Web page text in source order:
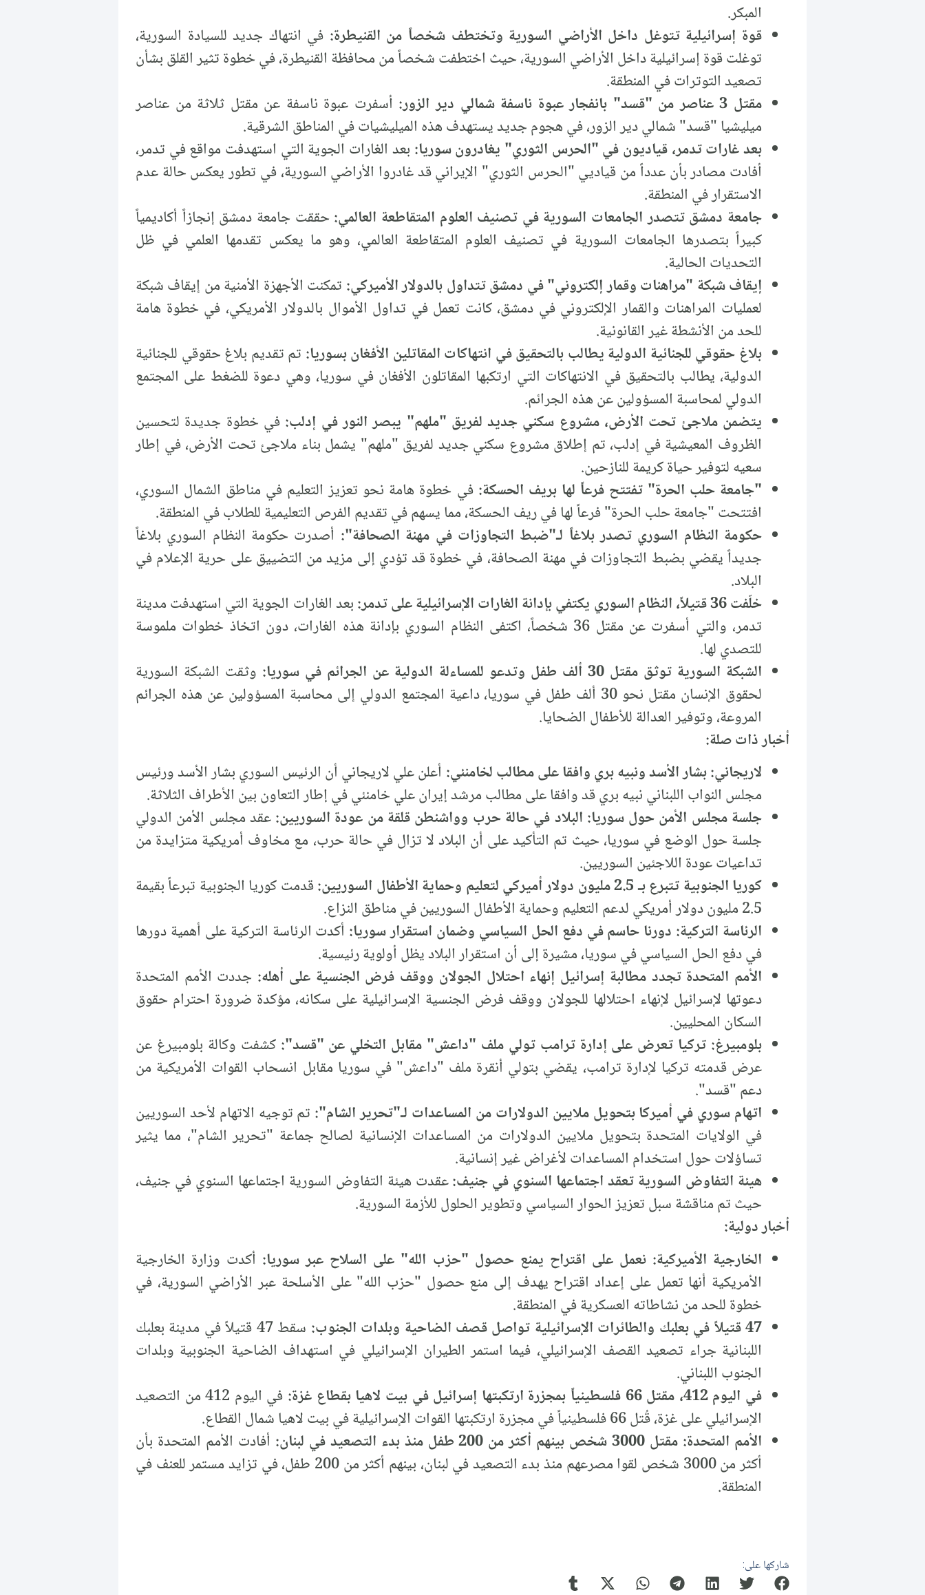
المبكر.
قوة إسرائيلية تتوغل داخل الأراضي السورية وتختطف شخصاً من القنيطرة: في انتهاك جديد للسيادة السورية،
توغلت قوة إسرائيلية داخل الأراضي السورية، حيث اختطفت شخصاً من محافظة القنيطرة، في خطوة تثير القلق بشأن
تصعيد التوترات في المنطقة.
مقتل 3 عناصر من "قسد" بانفجار عبوة ناسفة شمالي دير الزور:
أسفرت عبوة ناسفة عن مقتل ثلاثة من عناصر
ميليشيا "قسد" شمالي دير الزور، في هجوم جديد يستهدف هذه الميليشيات في المناطق الشرقية.
بعد غارات تدمر، قياديون في "الحرس الثوري" يغادرون سوريا: بعد الغارات الجوية التي استهدفت مواقع في تدمر،
أفادت مصادر بأن عدداً من قياديي "الحرس الثوري" الإيراني قد غادروا الأراضي السورية، في تطور يعكس حالة عدم
الاستقرار في المنطقة.
جامعة دمشق تتصدر الجامعات السورية في تصنيف العلوم المتقاطعة العالمي: حققت جامعة دمشق إنجازاً أكاديمياً
كبيراً بتصدرها الجامعات السورية في تصنيف العلوم المتقاطعة العالمي، وهو ما يعكس تقدمها العلمي في ظل
التحديات الحالية.
إيقاف شبكة "مراهنات وقمار إلكتروني" في دمشق تتداول بالدولار الأميركي: تمكنت الأجهزة الأمنية من إيقاف شبكة
لعمليات المراهنات والقمار الإلكتروني في دمشق، كانت تعمل في تداول الأموال بالدولار الأمريكي، في خطوة هامة
للحد من الأنشطة غير القانونية.
بلاغ حقوقي للجنائية الدولية يطالب بالتحقيق في انتهاكات المقاتلين الأفغان بسوريا: تم تقديم بلاغ حقوقي للجنائية
الدولية، يطالب بالتحقيق في الانتهاكات التي ارتكبها المقاتلون الأفغان في سوريا، وهي دعوة للضغط على المجتمع
الدولي لمحاسبة المسؤولين عن هذه الجرائم.
يتضمن ملاجئ تحت الأرض، مشروع سكني جديد لفريق "ملهم" يبصر النور في إدلب: في خطوة جديدة لتحسين
الظروف المعيشية في إدلب، تم إطلاق مشروع سكني جديد لفريق "ملهم" يشمل بناء ملاجئ تحت الأرض، في إطار
سعيه لتوفير حياة كريمة للنازحين.
"جامعة حلب الحرة" تفتتح فرعاً لها بريف الحسكة: في خطوة هامة نحو تعزيز التعليم في مناطق الشمال السوري،
افتتحت "جامعة حلب الحرة" فرعاً لها في ريف الحسكة، مما يسهم في تقديم الفرص التعليمية للطلاب في المنطقة.
حكومة النظام السوري تصدر بلاغاً لـ"ضبط التجاوزات في مهنة الصحافة": أصدرت حكومة النظام السوري بلاغاً
جديداً يقضي بضبط التجاوزات في مهنة الصحافة، في خطوة قد تؤدي إلى مزيد من التضييق على حرية الإعلام في
البلاد.
خلّفت 36 قتيلاً، النظام السوري يكتفي بإدانة الغارات الإسرائيلية على تدمر:
بعد الغارات الجوية التي استهدفت مدينة
تدمر، والتي أسفرت عن مقتل 36 شخصاً، اكتفى النظام السوري بإدانة هذه الغارات، دون اتخاذ خطوات ملموسة
للتصدي لها.
الشبكة السورية توثق مقتل 30 ألف طفل وتدعو للمساءلة الدولية عن الجرائم في سوريا:
وثقت الشبكة السورية
لحقوق الإنسان مقتل نحو 30 ألف طفل في سوريا، داعية المجتمع الدولي إلى محاسبة المسؤولين عن هذه الجرائم
المروعة، وتوفير العدالة للأطفال الضحايا.
أخبار ذات صلة:
لاريجاني: بشار الأسد ونبيه بري وافقا على مطالب لخامنئي: أعلن علي لاريجاني أن الرئيس السوري بشار الأسد ورئيس
مجلس النواب اللبناني نبيه بري قد وافقا على مطالب مرشد إيران علي خامنئي في إطار التعاون بين الأطراف الثلاثة.
جلسة مجلس الأمن حول سوريا: البلاد في حالة حرب وواشنطن قلقة من عودة السوريين:عقد مجلس الأمن الدولي
جلسة حول الوضع في سوريا، حيث تم التأكيد على أن البلاد لا تزال في حالة حرب، مع مخاوف أمريكية متزايدة من
تداعيات عودة اللاجئين السوريين.
كوريا الجنوبية تتبرع بـ 2.5 مليون دولار أميركي لتعليم وحماية الأطفال السوريين:
قدمت كوريا الجنوبية تبرعاً بقيمة
2.5 مليون دولار أمريكي لدعم التعليم وحماية الأطفال السوريين في مناطق النزاع.
الرئاسة التركية: دورنا حاسم في دفع الحل السياسي وضمان استقرار سوريا: أكدت الرئاسة التركية على أهمية دورها
في دفع الحل السياسي في سوريا، مشيرة إلى أن استقرار البلاد يظل أولوية رئيسية.
الأمم المتحدة تجدد مطالبة إسرائيل إنهاء احتلال الجولان ووقف فرض الجنسية على أهله: جددت الأمم المتحدة
دعوتها لإسرائيل لإنهاء احتلالها للجولان ووقف فرض الجنسية الإسرائيلية على سكانه، مؤكدة ضرورة احترام حقوق
السكان المحليين.
بلومبيرغ: تركيا تعرض على إدارة ترامب تولي ملف "داعش" مقابل التخلي عن "قسد": كشفت وكالة بلومبيرغ عن
عرض قدمته تركيا لإدارة ترامب، يقضي بتولي أنقرة ملف "داعش" في سوريا مقابل انسحاب القوات الأمريكية من
دعم "قسد".
اتهام سوري في أميركا بتحويل ملايين الدولارات من المساعدات لـ"تحرير الشام": تم توجيه الاتهام لأحد السوريين
في الولايات المتحدة بتحويل ملايين الدولارات من المساعدات الإنسانية لصالح جماعة "تحرير الشام"، مما يثير
تساؤلات حول استخدام المساعدات لأغراض غير إنسانية.
هيئة التفاوض السورية تعقد اجتماعها السنوي في جنيف:عقدت هيئة التفاوض السورية اجتماعها السنوي في جنيف،
حيث تم مناقشة سبل تعزيز الحوار السياسي وتطوير الحلول للأزمة السورية.
أخبار دولية:
الخارجية الأميركية: نعمل على اقتراح يمنع حصول "حزب الله" على السلاح عبر سوريا: أكدت وزارة الخارجية
الأمريكية أنها تعمل على إعداد اقتراح يهدف إلى منع حصول "حزب الله" على الأسلحة عبر الأراضي السورية، في
خطوة للحد من نشاطاته العسكرية في المنطقة.
47 قتيلاً في بعلبك والطائرات الإسرائيلية تواصل قصف الضاحية وبلدات الجنوب:
سقط 47 قتيلاً في مدينة بعلبك
اللبنانية جراء تصعيد القصف الإسرائيلي، فيما استمر الطيران الإسرائيلي في استهداف الضاحية الجنوبية وبلدات
الجنوب اللبناني.
في اليوم 412، مقتل 66 فلسطينياً بمجزرة ارتكبتها إسرائيل في بيت لاهيا بقطاع غزة:
في اليوم 412 من التصعيد
الإسرائيلي على غزة، قُتل 66 فلسطينياً في مجزرة ارتكبتها القوات الإسرائيلية في بيت لاهيا شمال القطاع.
الأمم المتحدة: مقتل 3000 شخص بينهم أكثر من 200 طفل منذ بدء التصعيد في لبنان:
أفادت الأمم المتحدة بأن
أكثر من 3000 شخص لقوا مصرعهم منذ بدء التصعيد في لبنان، بينهم أكثر من 200 طفل، في تزايد مستمر للعنف في
المنطقة.
شاركها على: